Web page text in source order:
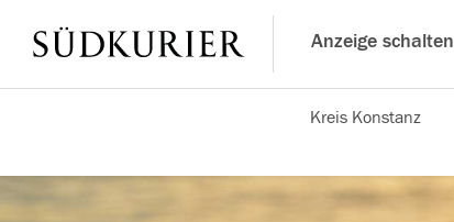
Anzeige schalten
Kreis Konstanz